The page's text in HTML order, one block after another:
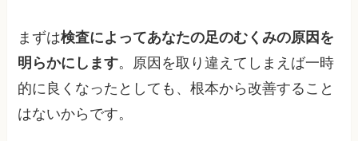
まずは検査によってあなたの足のむくみの原因を
明らかにします。原因を取り違えてしまえば一時
的に良くなったとしても、根本から改善すること
はないからです。